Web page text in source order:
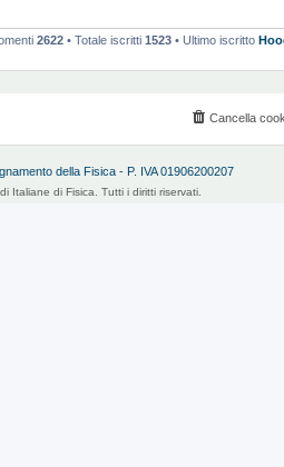
2622 • Totale iscritti 1523 • Ultimo iscritto
Cancella
della Fisica - P. IVA 01906200207
Italiane di Fisica. Tutti i diritti riservati.